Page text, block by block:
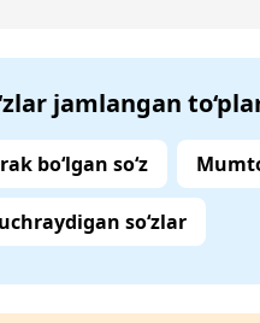
jamlangan
bo‘lgan so‘z
so‘zlar